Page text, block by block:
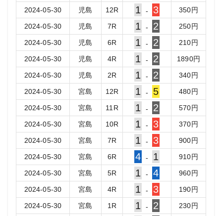
2024-05-30 児島 12R 1 - 3 350円
2024-05-30 児島 7R 1 - 2 250円
2024-05-30 児島 6R 1 - 2 210円
2024-05-30 児島 4R 1 - 2 1890円
2024-05-30 児島 2R 1 - 2 340円
2024-05-30 宮島 12R 1 - 5 480円
2024-05-30 宮島 11 R 1 - 2 570円
2024-05-30 宮島 10R 1 - 3 370円
2024-05-30 宮島 7R 1 - 3 900円
2024-05-30 宮島 6R 4 - 1 910円
2024-05-30 宮島 5R 1 - 4 960円
2024-05-30 宮島 4R 1 - 3 190円
2024-05-30 宮島 1 R 1 - 2 230円